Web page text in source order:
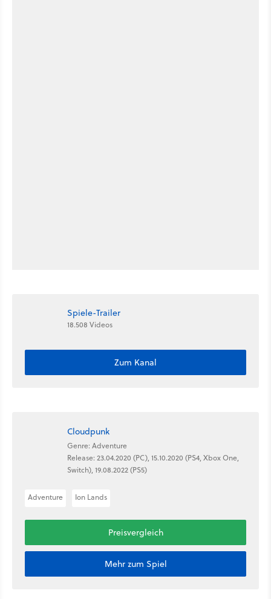
Spiele-Trailer
18.508 Videos
Zum Kanal
Cloudpunk
Genre: Adventure
Release: 23.04.2020 (PC), 15.10.2020 (PS4, Xbox One,
Switch), 19.08.2022 (PS5)
Adventure Ion Lands
Preisvergleich
Mehr zum Spiel